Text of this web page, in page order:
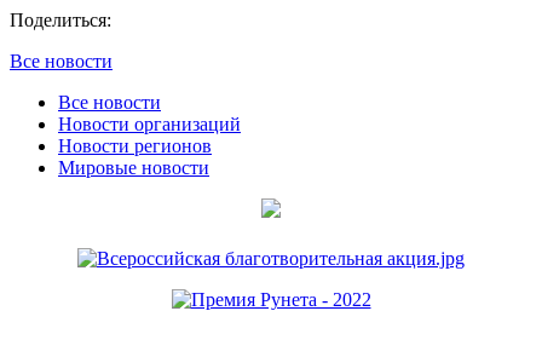
Поделиться:
Все новости
Все новости
Новости организаций
Новости регионов
Мировые новости